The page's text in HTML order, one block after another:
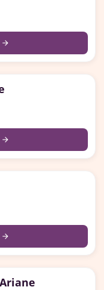
arrow_forward
arrow_forward
arrow_forward